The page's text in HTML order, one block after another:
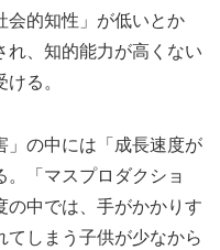
会的知性」が低いとか
れ、知的能力が高くない
る。
」の中には「成長速度が
「マスプロダクショ
の中では、手がかかりす
てしまう子供が少なから